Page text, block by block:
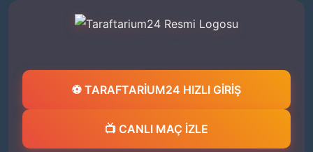
⚽ TARAFTARİUM24 HIZLI GİRİŞ
📺 CANLI MAÇ İZLE